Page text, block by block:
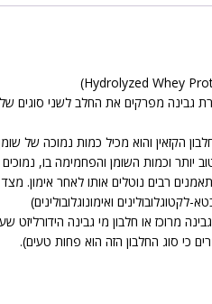
גבינה מפרקים את החלב לשני סוגים של
הקזאין והוא מכיל כמות נמוכה של
יותר וכמות השומן והפחמימה בו,
רבים נוטלים אותו לאחר אימון.
ואימונוגלובולינים)
מרוכז או חלבון מי גבינה הידורליזט
כי סוג החלבון הזה הוא פחות טעים).